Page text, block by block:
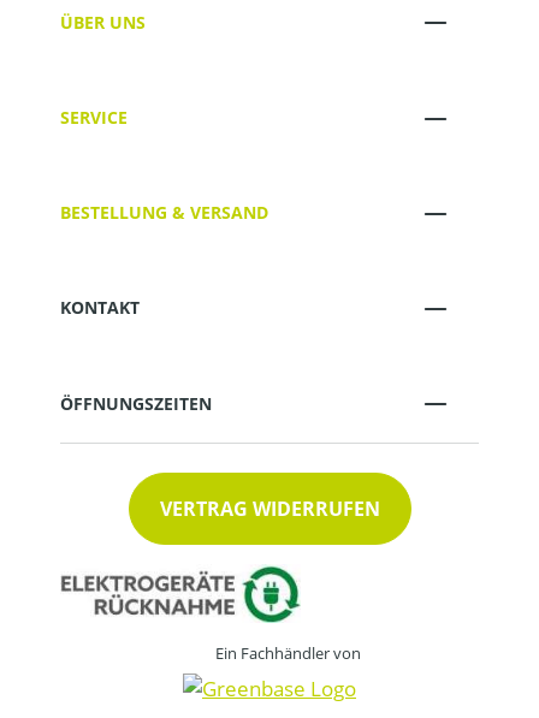
ÜBER UNS
SERVICE
BESTELLUNG & VERSAND
KONTAKT
ÖFFNUNGSZEITEN
VERTRAG WIDERRUFEN
Ein Fachhändler von